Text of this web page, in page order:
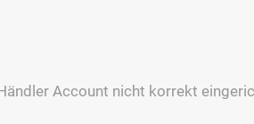
Account nicht korrekt